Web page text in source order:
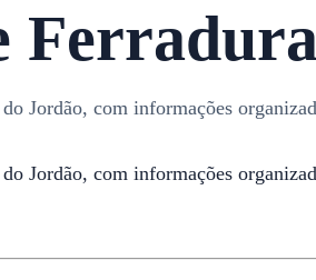
Jordão, com informações
Jordão, com informações